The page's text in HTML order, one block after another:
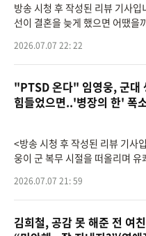
방송 시청 후 작성된 리뷰 기사
선이 결혼을 늦게 했으면 어땠을
2026.07.07 22: 22
"PTSD 온다" 임영웅, 군대
힘들었으면..'병장의 한' 폭
<방송 시청 후 작성된 리뷰 기사
웅이 군 복무 시절을 떠올리며
임영웅의
2026.07.07 21: 59
김희철, 공감 못 해준 전 여